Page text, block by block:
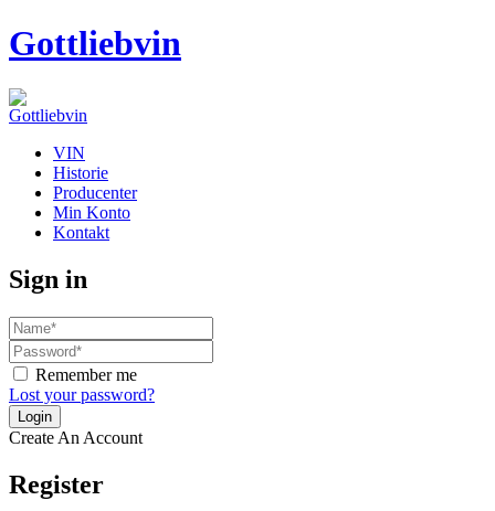
Gottliebvin
VIN
Historie
Producenter
Min Konto
Kontakt
Sign in
Remember me
Lost your password?
Create An Account
Register